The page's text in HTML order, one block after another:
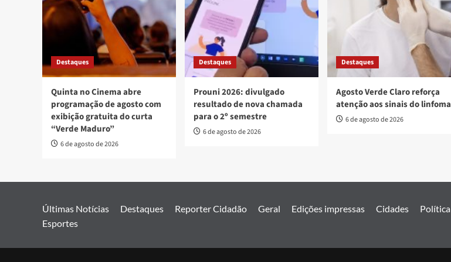
Destaques
Quinta no Cinema abre
programação de agosto com
exibição gratuita do curta
“Verde Maduro”
6 de agosto de 2026
Destaques
Prouni 2026: divulgado
resultado de nova chamada
para o 2º semestre
6 de agosto de 2026
Destaques
Agosto Verde Claro reforça
atenção aos sinais do linfoma
6 de agosto de 2026
Últimas Notícias Destaques Reporter Cidadão Geral Edições impressas Cidades Política
Esportes